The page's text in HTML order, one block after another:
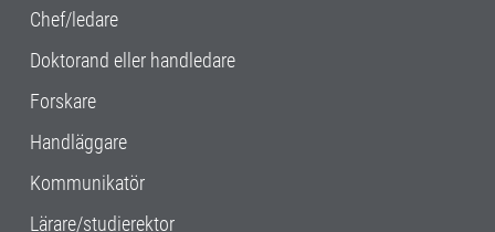
Chef/ledare
Doktorand eller handledare
Forskare
Handläggare
Kommunikatör
Lärare/studierektor